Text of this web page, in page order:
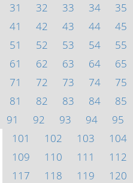
31
32 33 34 35
41
42 43 44 45
51
52 53 54 55
61
62 63 64 65
71
72 73 74 75
81
82 83 84 85
91
92 93 94 95
101
102 103 104
109
110 111 112
117
118 119 120